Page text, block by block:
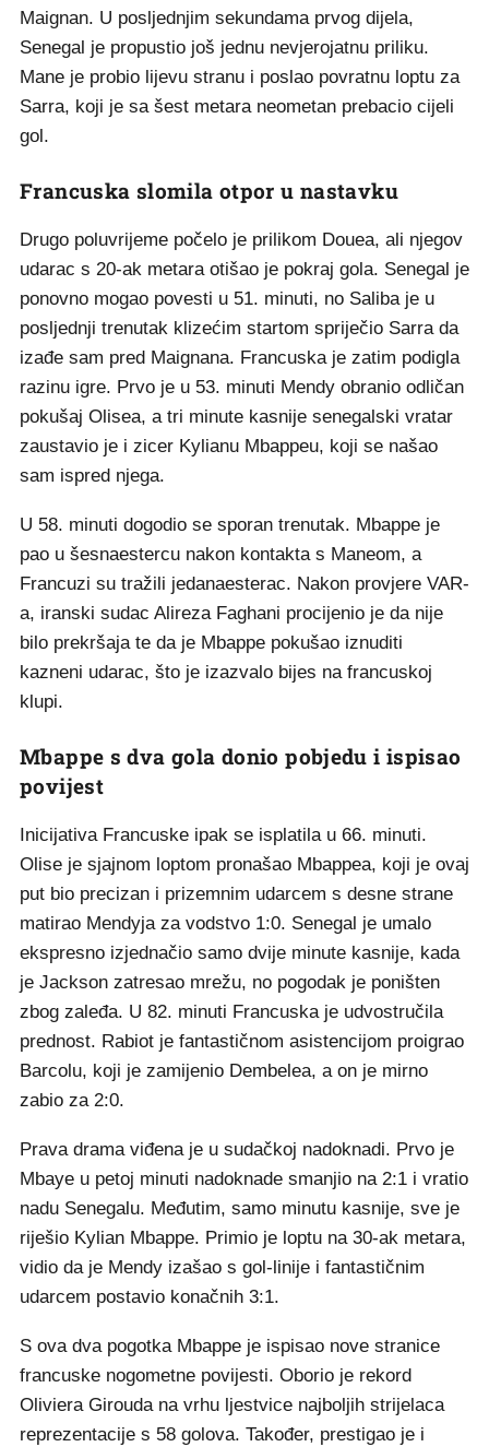
Maignan. U posljednjim sekundama prvog dijela,
Senegal je propustio još jednu nevjerojatnu priliku.
Mane je probio lijevu stranu i poslao povratnu loptu za
Sarra, koji je sa šest metara neometan prebacio cijeli
gol.
Francuska slomila otpor u nastavku
Drugo poluvrijeme počelo je prilikom Douea, ali njegov
udarac s 20-ak metara otišao je pokraj gola. Senegal je
ponovno mogao povesti u 51. minuti, no Saliba je u
posljednji trenutak klizećim startom spriječio Sarra da
izađe sam pred Maignana. Francuska je zatim podigla
razinu igre. Prvo je u 53. minuti Mendy obranio odličan
pokušaj Olisea, a tri minute kasnije senegalski vratar
zaustavio je i zicer Kylianu Mbappeu, koji se našao
sam ispred njega.
U 58. minuti dogodio se sporan trenutak. Mbappe je
pao u šesnaestercu nakon kontakta s Maneom, a
Francuzi su tražili jedanaesterac. Nakon provjere VAR-
a, iranski sudac Alireza Faghani procijenio je da nije
bilo prekršaja te da je Mbappe pokušao iznuditi
kazneni udarac, što je izazvalo bijes na francuskoj
klupi.
Mbappe s dva gola donio pobjedu i ispisao
povijest
Inicijativa Francuske ipak se isplatila u 66. minuti.
Olise je sjajnom loptom pronašao Mbappea, koji je ovaj
put bio precizan i prizemnim udarcem s desne strane
matirao Mendyja za vodstvo 1:0. Senegal je umalo
ekspresno izjednačio samo dvije minute kasnije, kada
je Jackson zatresao mrežu, no pogodak je poništen
zbog zaleđa. U 82. minuti Francuska je udvostručila
prednost. Rabiot je fantastičnom asistencijom proigrao
Barcolu, koji je zamijenio Dembelea, a on je mirno
zabio za 2:0.
Prava drama viđena je u sudačkoj nadoknadi. Prvo je
Mbaye u petoj minuti nadoknade smanjio na 2:1 i vratio
nadu Senegalu. Međutim, samo minutu kasnije, sve je
riješio Kylian Mbappe. Primio je loptu na 30-ak metara,
vidio da je Mendy izašao s gol-linije i fantastičnim
udarcem postavio konačnih 3:1.
S ova dva pogotka Mbappe je ispisao nove stranice
francuske nogometne povijesti. Oborio je rekord
Oliviera Girouda na vrhu ljestvice najboljih strijelaca
reprezentacije s 58 golova. Također, prestigao je i